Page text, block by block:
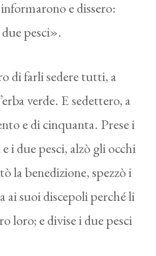
e dissero:
pesci».
di farli sedere tutti, a
verde. E sedettero, a
e di cinquanta. Prese i
i due pesci, alzò gli occhi
la benedizione, spezzò i
ai suoi discepoli perché li
loro; e divise i due pesci